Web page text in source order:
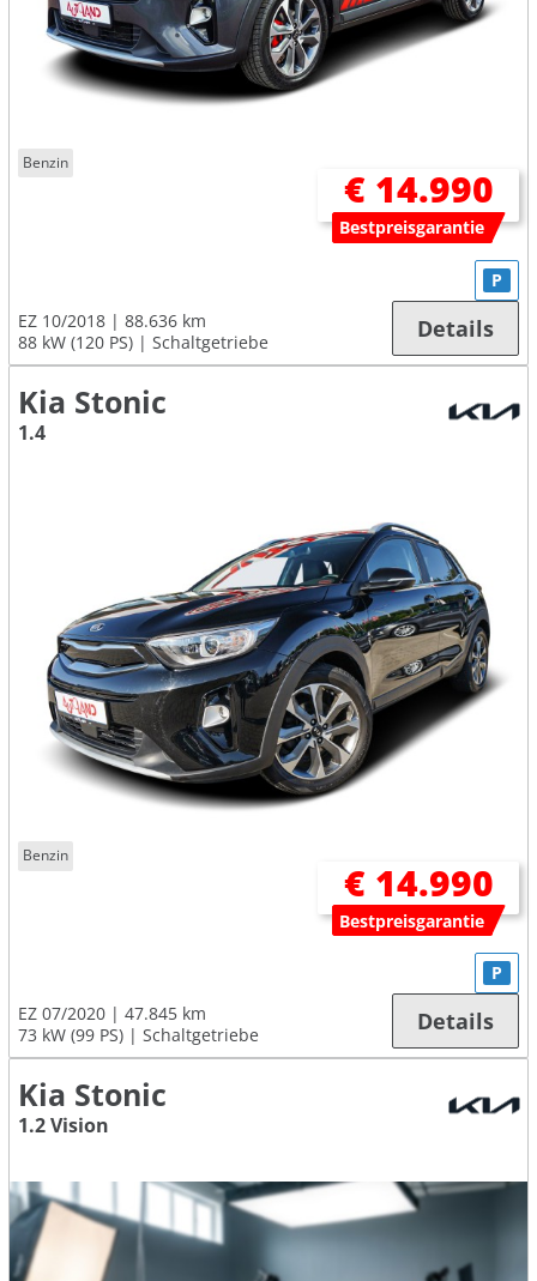
Benzin
€ 14.990
Bestpreisgarantie
EZ 10/2018
88.636 km
88 kW (120 PS)
Schaltgetriebe
P
Details
Kia Stonic
1.4
Benzin
€ 14.990
Bestpreisgarantie
EZ 07/2020
47.845 km
73 kW (99 PS)
Schaltgetriebe
P
Details
Kia Stonic
1.2 Vision